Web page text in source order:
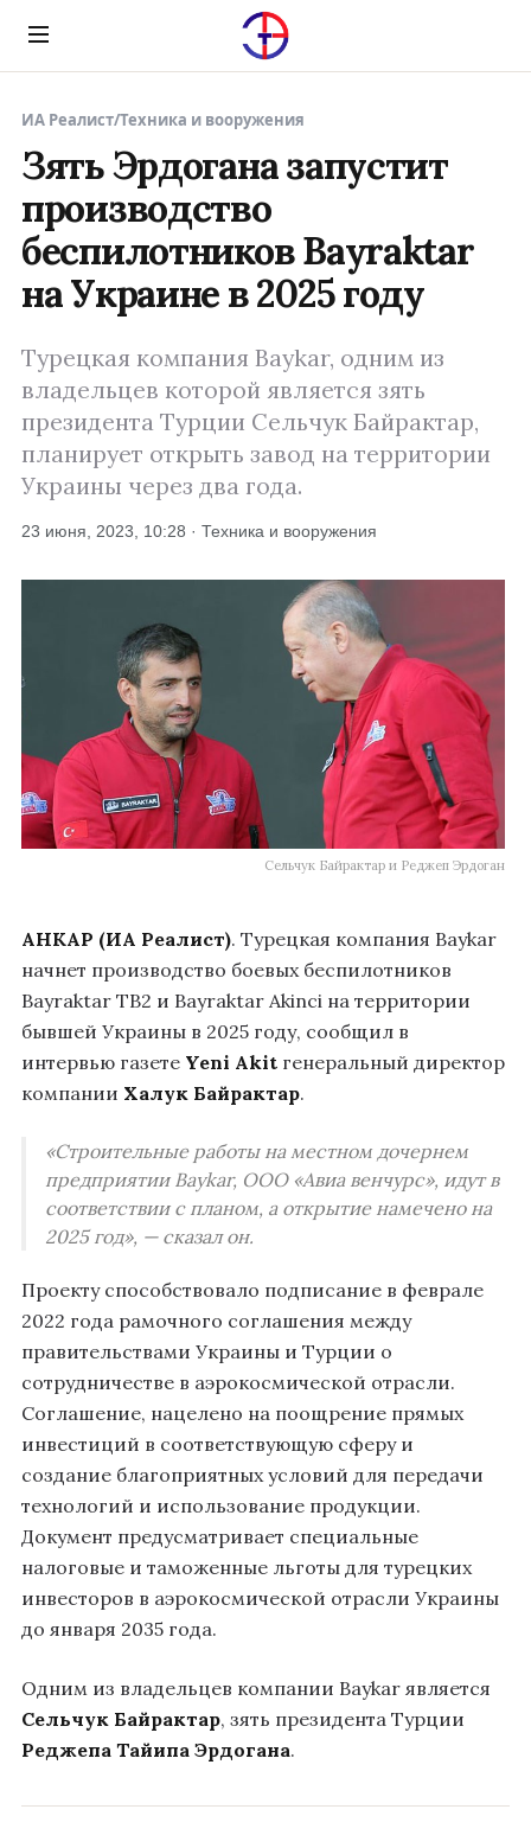
Menu
ИА Реалист/Техника и вооружения
Зять Эрдогана запустит
производство
беспилотников Bayraktar
на Украине в 2025 году
Турецкая компания Baykar, одним из
владельцев которой является зять
президента Турции Сельчук Байрактар,
планирует открыть завод на территории
Украины через два года.
23 июня, 2023, 10:28 · Техника и вооружения
Сельчук Байрактар и Реджеп Эрдоган
АНКАР (ИА Реалист). Турецкая компания Baykar
начнет производство боевых беспилотников
Bayraktar TB2 и Bayraktar Akinci на территории
бывшей Украины в 2025 году, сообщил в
интервью газете Yeni Akit генеральный директор
компании Халук Байрактар.
«Строительные работы на местном дочернем
предприятии Baykar, ООО «Авиа венчурс», идут в
соответствии с планом, а открытие намечено на
2025 год», — сказал он.
Проекту способствовало подписание в феврале
2022 года рамочного соглашения между
правительствами Украины и Турции о
сотрудничестве в аэрокосмической отрасли.
Соглашение, нацелено на поощрение прямых
инвестиций в соответствующую сферу и
создание благоприятных условий для передачи
технологий и использование продукции.
Документ предусматривает специальные
налоговые и таможенные льготы для турецких
инвесторов в аэрокосмической отрасли Украины
до января 2035 года.
Одним из владельцев компании Baykar является
Сельчук Байрактар, зять президента Турции
Реджепа Тайипа Эрдогана.